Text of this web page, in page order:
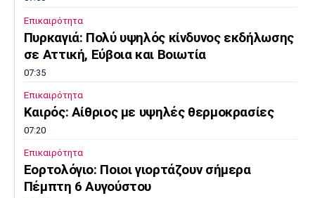
Επικαιρότητα
Πυρκαγιά: Πολύ υψηλός κίνδυνος εκδήλωσης
σε Αττική, Εύβοια και Βοιωτία
07:35
Επικαιρότητα
Καιρός: Αίθριος με υψηλές θερμοκρασίες
07:20
Επικαιρότητα
Εορτολόγιο: Ποιοι γιορτάζουν σήμερα
Πέμπτη 6 Αυγούστου